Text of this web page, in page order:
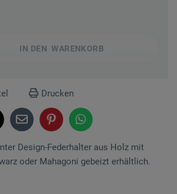
IN DEN WARENKORB
Drucken
Design-Federhalter aus Holz mit
oder Mahagoni gebeizt erhältlich.